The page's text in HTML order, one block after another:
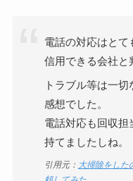
電話の対応はとて
信用できる会社と
トラブル等は一
感想でした。
電話対応も回収担
持てましたしね。
引用元：​ 大掃除をした